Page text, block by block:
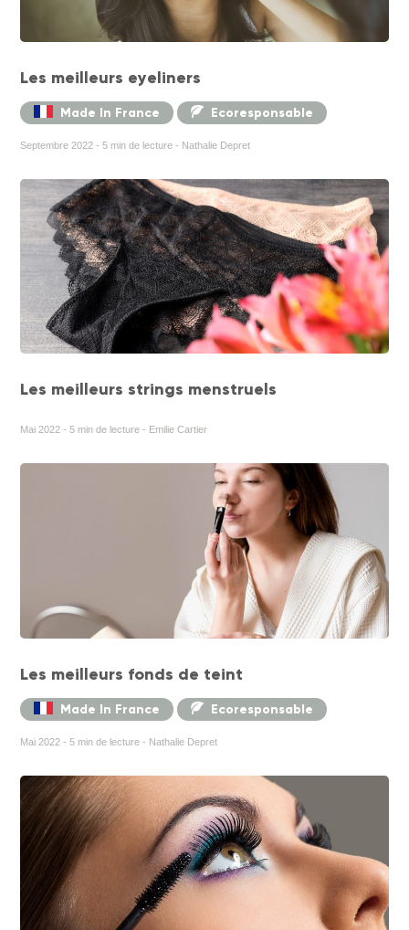
Les meilleurs eyeliners
Made In France Ecoresponsable
Septembre 2022 - 5 min de lecture - Nathalie Depret
Les meilleurs strings menstruels
Mai 2022 - 5 min de lecture - Emilie Cartier
Les meilleurs fonds de teint
Made In France Ecoresponsable
Mai 2022 - 5 min de lecture - Nathalie Depret